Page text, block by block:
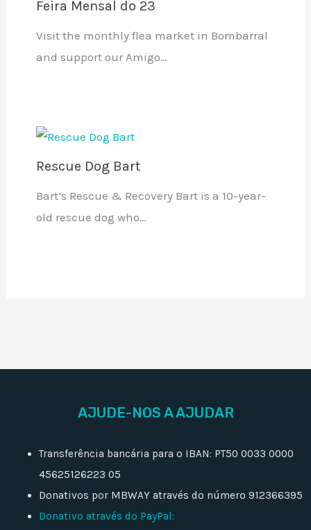
Feira Mensal do 23
Visit the monthly flea market in Bombarral
and support our Amigo…
Rescue Dog Bart
Bart’s Rescue & Recovery Bart is a 10-year-
old rescue dog who…
AJUDE-NOS A AJUDAR
Transferência bancária para o IBAN: PT50 0033 0000
45625126223 05
Donativos por MBWAY através do número 912366395
Donativo através do PayPal: